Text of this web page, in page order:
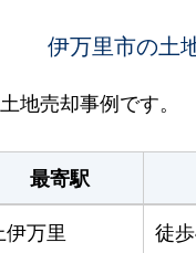
伊万里市の土
地売却事例です。
最寄駅
伊万里 徒